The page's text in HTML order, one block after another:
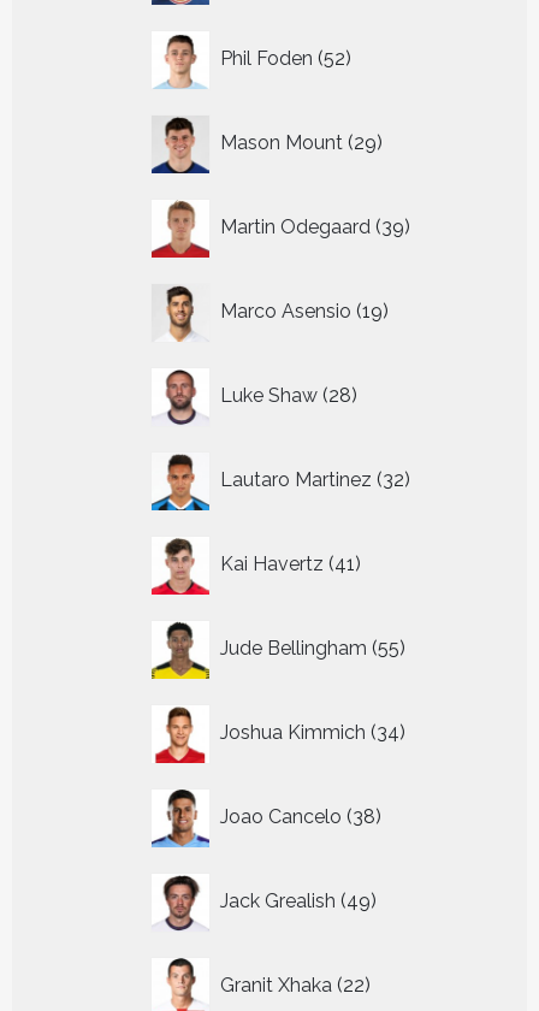
Phil Foden 52
producten
Mason Mount 29
producten
Martin Odegaard 39
producten
Marco Asensio 19
producten
Luke Shaw 28
producten
Lautaro Martinez 32
producten
Kai Havertz 41
producten
Jude Bellingham 55
producten
Joshua Kimmich 34
producten
Joao Cancelo 38
producten
Jack Grealish 49
producten
Granit Xhaka 22
producten